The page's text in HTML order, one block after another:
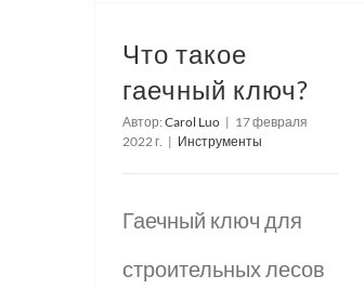
Что такое
гаечный ключ?
Автор: Carol Luo | 17 февраля
2022 г. | Инструменты
Гаечный ключ для
строительных лесов